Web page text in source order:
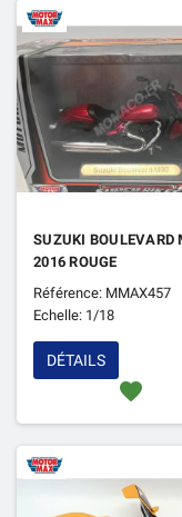
SUZUKI BOULEVARD
2016 ROUGE
Référence: MMAX457
Echelle: 1/18
favorite
DÉTAILS